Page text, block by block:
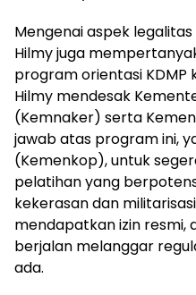
Mengenai aspek
Hilmy juga
program orientasi KDMP
Hilmy mendesak
(Kemnaker) serta
jawab atas program ini,
(Kemenkop), untuk
pelatihan yang
kekerasan dan
mendapatkan izin resmi,
berjalan melanggar
ada.